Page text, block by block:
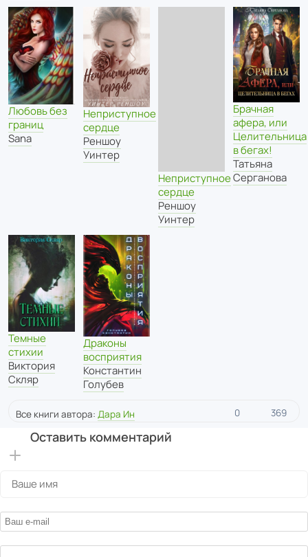
Любовь без
границ
Sana
Неприступное
сердце
Реншоу
Уинтер
Неприступное
сердце
Реншоу
Уинтер
Брачная
афера, или
Целительница
в бегах!
Татьяна
Серганова
Темные
стихии
Виктория
Скляр
Драконы
восприятия
Константин
Голубев
Все книги автора: Дара Ин 0 369
Оставить комментарий